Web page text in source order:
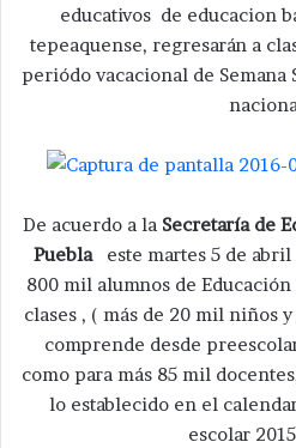
educativos de educacion
tepeaquense, regresarán a
periódo vacacional de
De acuerdo a la Secretaría de
Pueblaeste martes 5 de
800 mil alumnos de
clases , ( más de 20 mil niños
comprende desde
como para más 85 mil
lo establecido en el
escolar